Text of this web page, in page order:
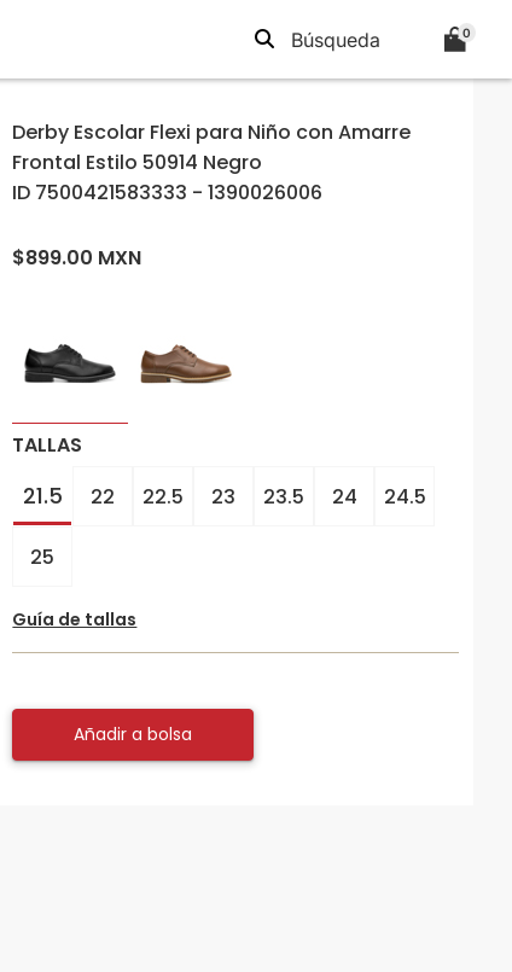
0
Derby Escolar Flexi para Niño con Amarre
Frontal Estilo 50914 Negro
ID 7500421583333 - 1390026006
$899.00 MXN
TALLAS
21.5 22 22.5 23 23.5 24 24.5
25
Guía de tallas
Añadir a bolsa